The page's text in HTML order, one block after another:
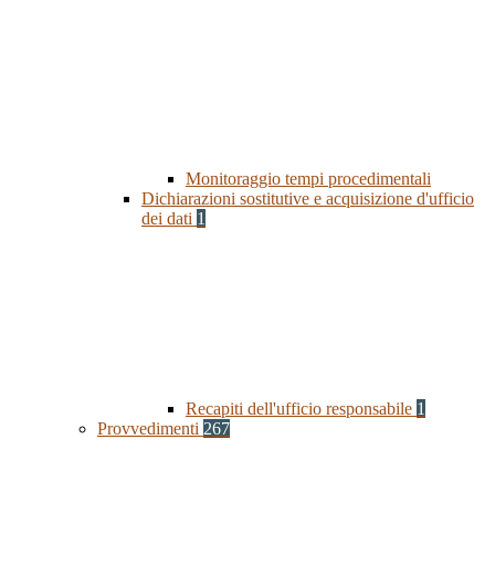
Monitoraggio tempi procedimentali
Dichiarazioni sostitutive e acquisizione d'ufficio
dei dati 1
Recapiti dell'ufficio responsabile 1
Provvedimenti 267